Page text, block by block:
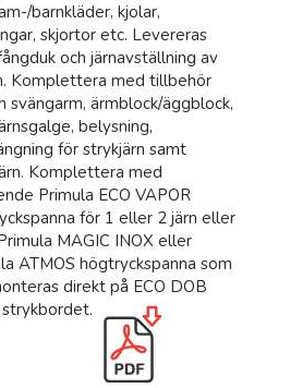
barnkläder, kjolar,
skjortor etc. Levereras
och järnavställning av
Komplettera med tillbehör
svängarm, ärmblock/äggblock,
belysning,
för strykjärn samt
Komplettera med
Primula ECO VAPOR
för 1 eller 2 järn eller
MAGIC INOX eller
ATMOS högtryckspanna som
direkt på ECO DOB